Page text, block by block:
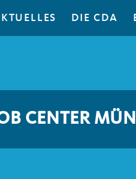
DIE CDA
CENTER